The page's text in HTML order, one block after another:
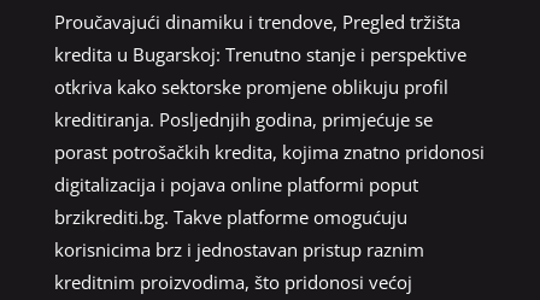
Proučavajući dinamiku i trendove, Pregled tržišta
kredita u Bugarskoj: Trenutno stanje i perspektive
otkriva kako sektorske promjene oblikuju profil
kreditiranja. Posljednjih godina, primjećuje se
porast potrošačkih kredita, kojima znatno pridonosi
digitalizacija i pojava online platformi poput
brzikrediti.bg. Takve platforme omogućuju
korisnicima brz i jednostavan pristup raznim
kreditnim proizvodima, što pridonosi većoj